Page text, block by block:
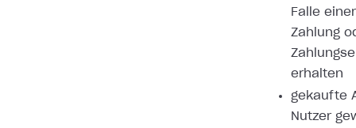
Falle
Zahlung
erhalten
gekaufte
Nutzer